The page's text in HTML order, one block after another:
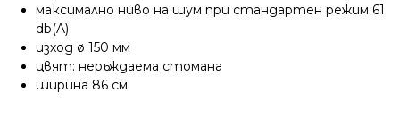
максимално ниво на шум при стандартен режим 61
db(A)
изход ø 150 мм
цвят: неръждаема стомана
ширина 86 см